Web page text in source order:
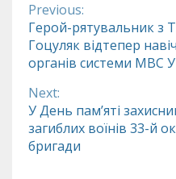
Continue
Reading
Previous:
Герой-рятувальник з
Гоцуляк відтепер
органів системи МВС
Next:
У День пам’яті
загиблих воїнів 33-й
бригади